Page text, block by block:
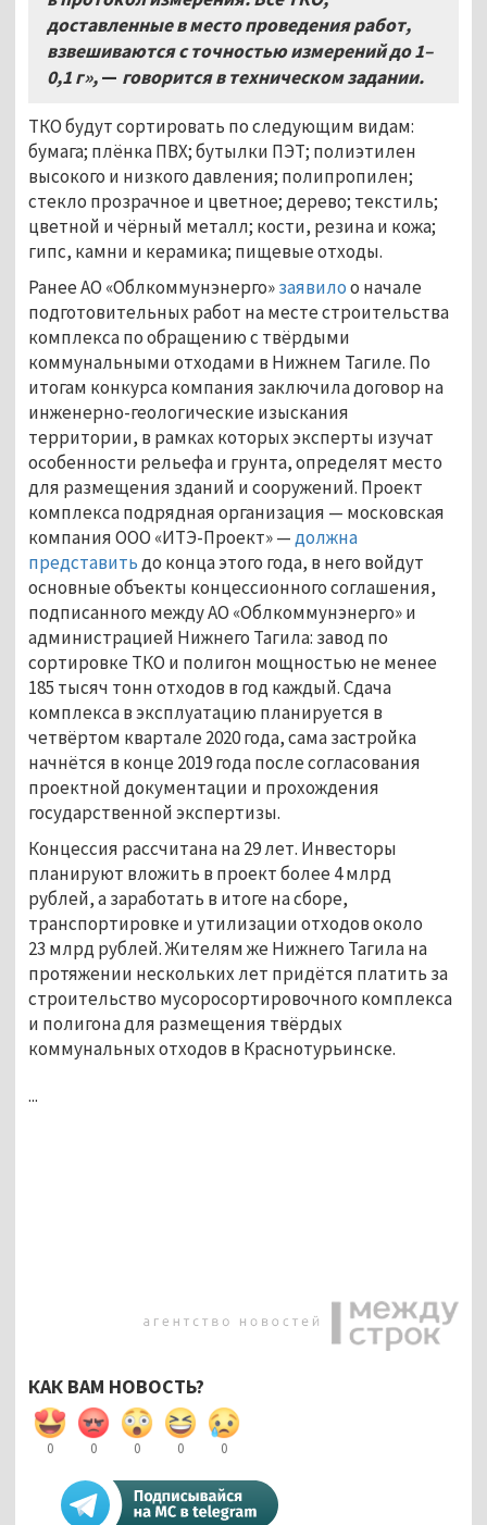
доставленные в место проведения работ,
взвешиваются с точностью измерений до 1–
0,1 г»,— говорится в техническом задании.
ТКО будут сортировать по следующим видам:
бумага; плёнка ПВХ; бутылки ПЭТ; полиэтилен
высокого и низкого давления; полипропилен;
стекло прозрачное и цветное; дерево; текстиль;
цветной и чёрный металл; кости, резина и кожа;
гипс, камни и керамика; пищевые отходы.
Ранее АО «Облкоммунэнерго»заявилоо начале
подготовительных работ на месте строительства
комплекса по обращению с твёрдыми
коммунальными отходами в Нижнем Тагиле. По
итогам конкурса компания заключила договор на
инженерно-геологические изыскания
территории, в рамках которых эксперты изучат
особенности рельефа и грунта, определят место
для размещения зданий и сооружений. Проект
комплекса подрядная организация — московская
компания ООО «ИТЭ-Проект» —должна
представитьдо конца этого года, в него войдут
основные объекты концессионного соглашения,
подписанного между АО «Облкоммунэнерго» и
администрацией Нижнего Тагила: завод по
сортировке ТКО и полигон мощностью не менее
185 тысяч тонн отходов в год каждый. Сдача
комплекса в эксплуатацию планируется в
четвёртом квартале 2020 года, сама застройка
начнётся в конце 2019 года после согласования
проектной документации и прохождения
государственной экспертизы.
Концессия рассчитана на 29 лет. Инвесторы
планируют вложить в проект более 4 млрд
рублей, а заработать в итоге на сборе,
транспортировке и утилизации отходов около
23 млрд рублей. Жителям же Нижнего Тагила на
протяжении нескольких лет придётся платить за
строительство мусоросортировочного комплекса
и полигона для размещения твёрдых
коммунальных отходов в Краснотурьинске.
...
КАК ВАМ НОВОСТЬ?
0 0 0 0 0